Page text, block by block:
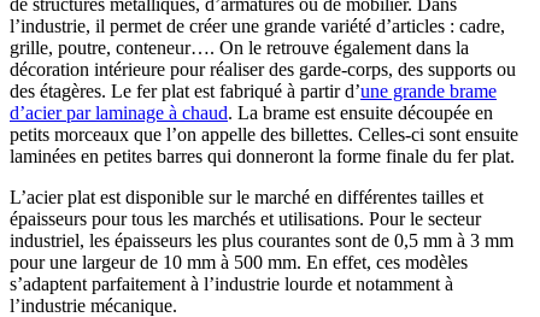
l’industrie, il permet de créer une grande variété d’articles : cadre,
grille, poutre, conteneur…. On le retrouve également dans la
décoration intérieure pour réaliser des garde-corps, des supports ou
des étagères. Le fer plat est fabriqué à partir d’une grande brame
d’acier par laminage à chaud. La brame est ensuite découpée en
petits morceaux que l’on appelle des billettes. Celles-ci sont ensuite
laminées en petites barres qui donneront la forme finale du fer plat.
L’acier plat est disponible sur le marché en différentes tailles et
épaisseurs pour tous les marchés et utilisations. Pour le secteur
industriel, les épaisseurs les plus courantes sont de 0,5 mm à 3 mm
pour une largeur de 10 mm à 500 mm. En effet, ces modèles
s’adaptent parfaitement à l’industrie lourde et notamment à
l’industrie mécanique.